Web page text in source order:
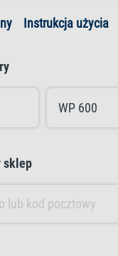
Instrukcja użycia
WP 600
sklep